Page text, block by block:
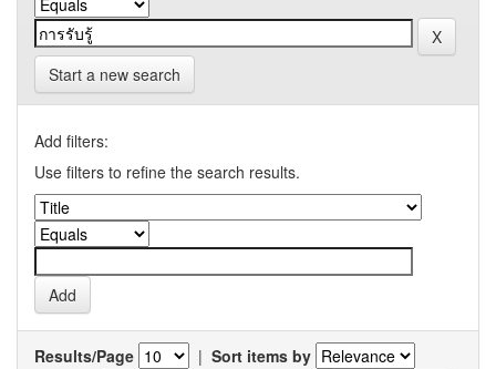
Start a new search
Add filters:
Use filters to refine the search results.
Results/Page | Sort items by